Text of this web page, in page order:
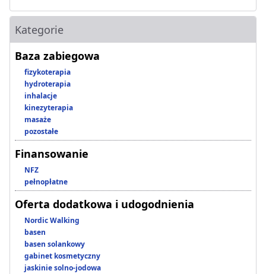
Kategorie
Baza zabiegowa
fizykoterapia
hydroterapia
inhalacje
kinezyterapia
masaże
pozostałe
Finansowanie
NFZ
pełnopłatne
Oferta dodatkowa i udogodnienia
Nordic Walking
basen
basen solankowy
gabinet kosmetyczny
jaskinie solno-jodowa